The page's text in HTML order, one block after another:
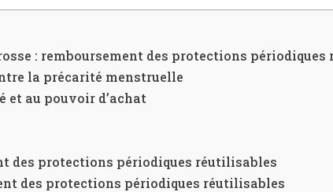
: remboursement des protections périodiques
la précarité menstruelle
et au pouvoir d’achat
des protections périodiques réutilisables
des protections périodiques réutilisables